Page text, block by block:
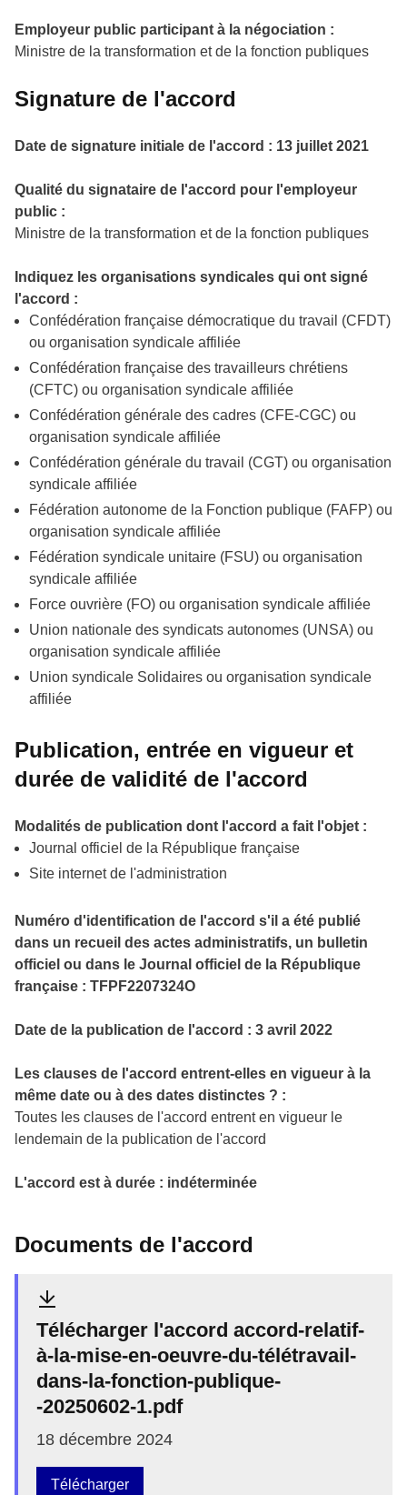
Employeur public participant à la négociation :
Ministre de la transformation et de la fonction publiques
Signature de l'accord
Date de signature initiale de l'accord : 13 juillet 2021
Qualité du signataire de l'accord pour l'employeur
public :
Ministre de la transformation et de la fonction publiques
Indiquez les organisations syndicales qui ont signé
l'accord :
Confédération française démocratique du travail (CFDT)
ou organisation syndicale affiliée
Confédération française des travailleurs chrétiens
(CFTC) ou organisation syndicale affiliée
Confédération générale des cadres (CFE-CGC) ou
organisation syndicale affiliée
Confédération générale du travail (CGT) ou organisation
syndicale affiliée
Fédération autonome de la Fonction publique (FAFP) ou
organisation syndicale affiliée
Fédération syndicale unitaire (FSU) ou organisation
syndicale affiliée
Force ouvrière (FO) ou organisation syndicale affiliée
Union nationale des syndicats autonomes (UNSA) ou
organisation syndicale affiliée
Union syndicale Solidaires ou organisation syndicale
affiliée
Publication, entrée en vigueur et
durée de validité de l'accord
Modalités de publication dont l'accord a fait l'objet :
Journal officiel de la République française
Site internet de l'administration
Numéro d'identification de l'accord s'il a été publié
dans un recueil des actes administratifs, un bulletin
officiel ou dans le Journal officiel de la République
française : TFPF2207324O
Date de la publication de l'accord : 3 avril 2022
Les clauses de l'accord entrent-elles en vigueur à la
même date ou à des dates distinctes ? :
Toutes les clauses de l'accord entrent en vigueur le
lendemain de la publication de l'accord
L'accord est à durée : indéterminée
Documents de l'accord
Télécharger l'accord accord-relatif-
à-la-mise-en-oeuvre-du-télétravail-
dans-la-fonction-publique-
-20250602-1.pdf
18 décembre 2024
Télécharger